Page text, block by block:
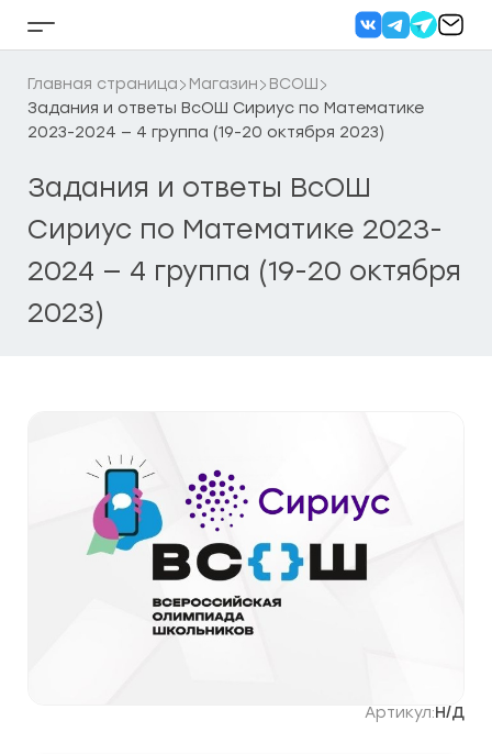
Кнопка
бокового
меню
Главная страница Магазин
ВСОШ
Задания и ответы ВсОШ Сириус по Математике
2023-2024 — 4 группа (19-20 октября 2023)
Задания и ответы ВсОШ
Сириус по Математике 2023-
2024 — 4 группа (19-20 октября
2023)
Артикул:Н/Д